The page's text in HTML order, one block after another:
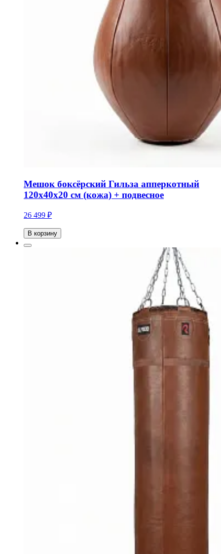
Мешок боксёрский Гильза апперкотный
120х40х20 см (кожа) + подвесное
26 499 ₽
В корзину